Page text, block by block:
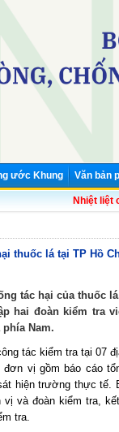
ước Khung Văn bản
Nhiệt liệt
thuốc lá tại TP Hồ
tác hại của thuốc
hai đoàn kiểm tra
Nam.
tác kiểm tra tại 07
vị gồm báo cáo
hiện trường thực tế.
và đoàn kiểm tra,
tra.